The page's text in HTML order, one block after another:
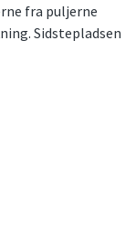
fra puljerne
Sidstepladsen